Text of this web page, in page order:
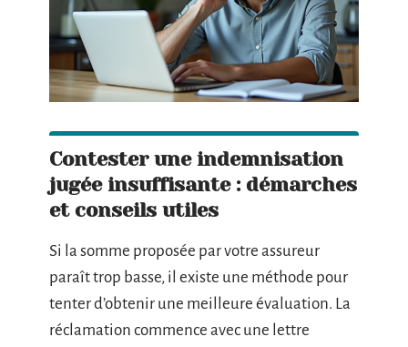
Contester une indemnisation
jugée insuffisante : démarches
et conseils utiles
Si la somme proposée par votre assureur
paraît trop basse, il existe une méthode pour
tenter d’obtenir une meilleure évaluation. La
réclamation commence avec une lettre